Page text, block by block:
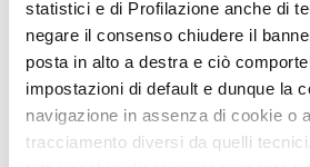
statistici e di Profilazione anche di
negare il consenso chiudere il
posta in alto a destra e ciò
impostazioni di default e dunque la
navigazione in assenza di cookie o
tracciamento diversi da quelli